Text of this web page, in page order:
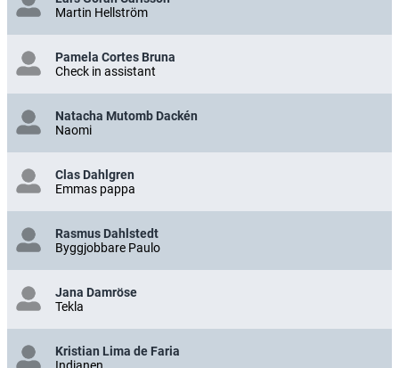
Martin Hellström
Pamela Cortes Bruna
Check in assistant
Natacha Mutomb Dackén
Naomi
Clas Dahlgren
Emmas pappa
Rasmus Dahlstedt
Byggjobbare Paulo
Jana Damröse
Tekla
Kristian Lima de Faria
Indianen